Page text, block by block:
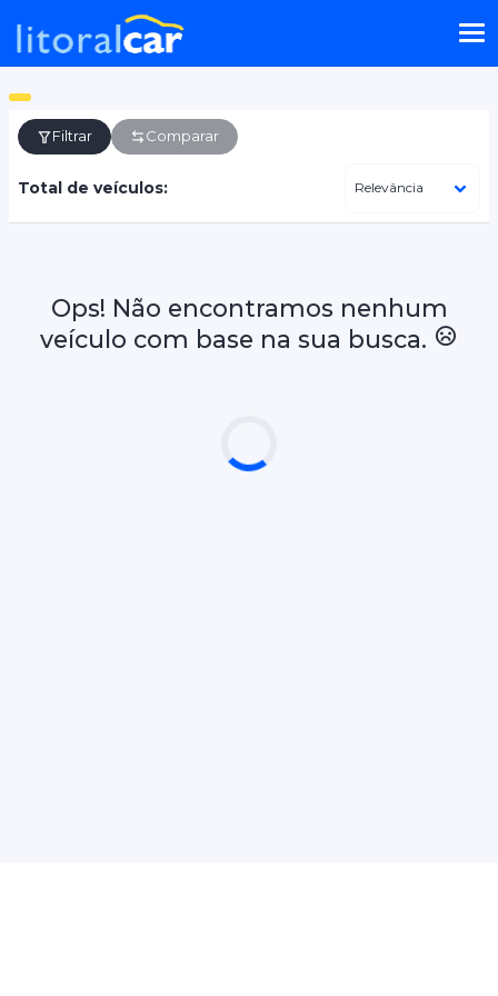
Filtrar Comparar
Total de veículos:
Ops! Não encontramos nenhum
veículo com base na sua busca.